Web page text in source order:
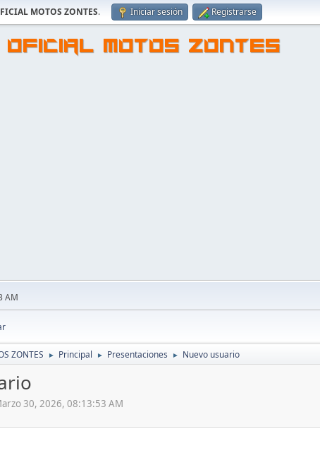
MOTOS ZONTES. Iniciar sesión Registrarse
OFICIAL MOTOS ZONTES
AM
ZONTES ► Principal ► Presentaciones ► Nuevo usuario
30, 2026, 08:13:53 AM